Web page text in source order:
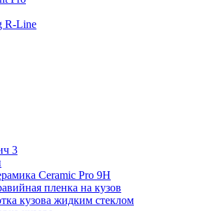
R-Line
3
Ceramic Pro 9H
пленка на кузов
кузова жидким стеклом